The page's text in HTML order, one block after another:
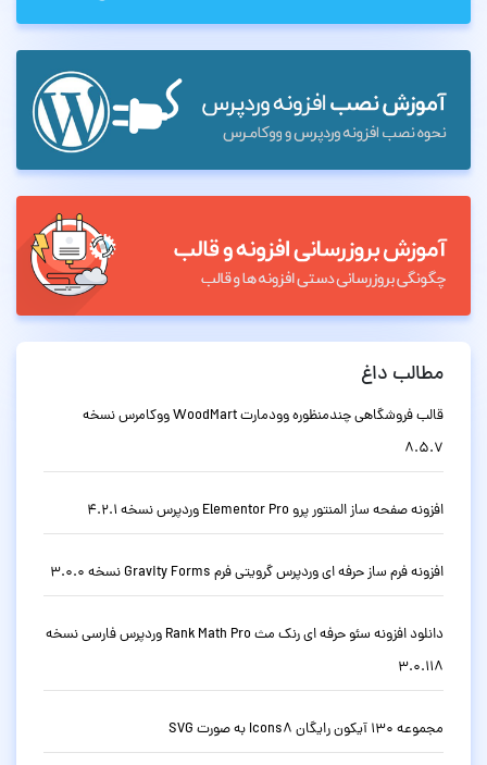
مطالب داغ
قالب فروشگاهی چندمنظوره وودمارت WoodMart ووکامرس نسخه
8.5.7
افزونه صفحه ساز المنتور پرو Elementor Pro وردپرس نسخه 4.2.1
افزونه فرم ساز حرفه ای وردپرس گرویتی فرم Gravity Forms نسخه 3.0.0
دانلود افزونه سئو حرفه ای رنک مث Rank Math Pro وردپرس فارسی نسخه
3.0.118
مجموعه 130 آیکون رایگان Icons8 به صورت SVG